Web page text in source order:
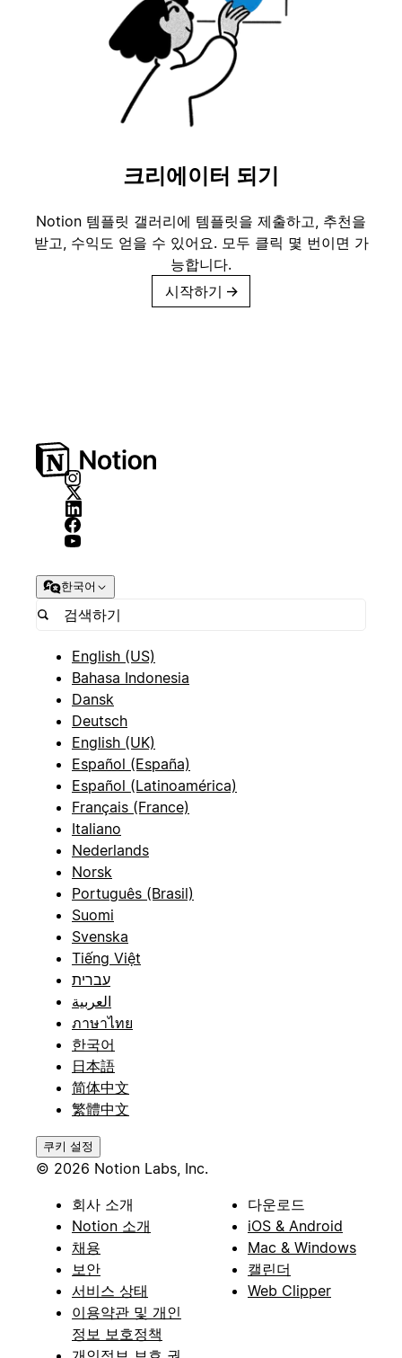
크리에이터 되기
Notion 템플릿 갤러리에 템플릿을 제출하고, 추천을
받고, 수익도 얻을 수 있어요. 모두 클릭 몇 번이면 가
능합니다.
시작하기 →
한국어
English (US)
Bahasa Indonesia
Dansk
Deutsch
English (UK)
Español (España)
Español (Latinoamérica)
Français (France)
Italiano
Nederlands
Norsk
Português (Brasil)
Suomi
Svenska
Tiếng Việt
עברית
العربية
ภาษาไทย
한국어
日本語
简体中文
繁體中文
쿠키 설정
© 2026 Notion Labs, Inc.
회사 소개
Notion 소개
채용
보안
서비스 상태
이용약관 및 개인
정보 보호정책
다운로드
iOS & Android
Mac & Windows
캘린더
Web Clipper